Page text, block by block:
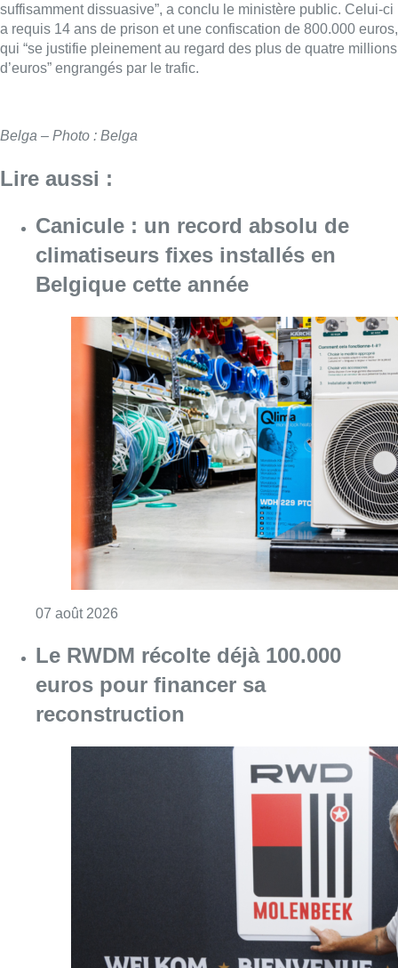
suffisamment dissuasive”, a conclu le ministère public. Celui-ci
a requis 14 ans de prison et une confiscation de 800.000 euros,
qui “se justifie pleinement au regard des plus de quatre millions
d’euros” engrangés par le trafic.
Belga – Photo : Belga
Lire aussi :
Canicule : un record absolu de
climatiseurs fixes installés en
Belgique cette année
07 août 2026
Le RWDM récolte déjà 100.000
euros pour financer sa
reconstruction